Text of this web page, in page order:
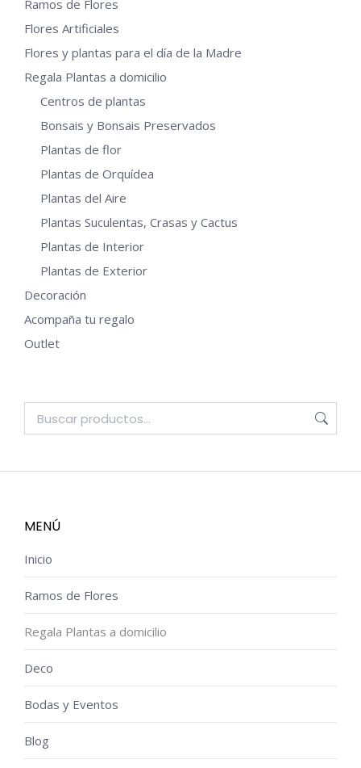
Ramos de Flores
Flores Artificiales
Flores y plantas para el día de la Madre
Regala Plantas a domicilio
Centros de plantas
Bonsais y Bonsais Preservados
Plantas de flor
Plantas de Orquídea
Plantas del Aire
Plantas Suculentas, Crasas y Cactus
Plantas de Interior
Plantas de Exterior
Decoración
Acompaña tu regalo
Outlet
MENÚ
Inicio
Ramos de Flores
Regala Plantas a domicilio
Deco
Bodas y Eventos
Blog